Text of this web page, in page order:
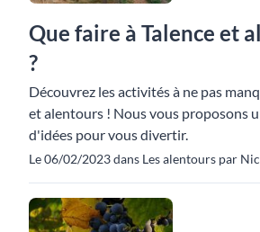
Que faire à Talence et
?
Découvrez les activités à ne pas
et alentours ! Nous vous proposons
d'idées pour vous divertir.
Le 06/02/2023 dans Les alentours par